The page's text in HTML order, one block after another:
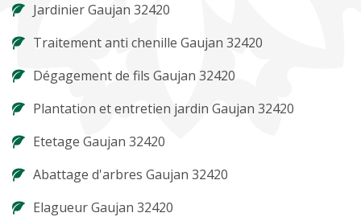
Jardinier Gaujan 32420
Traitement anti chenille Gaujan 32420
Dégagement de fils Gaujan 32420
Plantation et entretien jardin Gaujan 32420
Etetage Gaujan 32420
Abattage d'arbres Gaujan 32420
Elagueur Gaujan 32420